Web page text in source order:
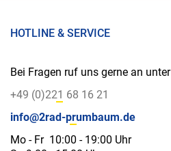
HOTLINE & SERVICE
Bei Fragen ruf uns gerne an unter
+49 (0)221 68 16 21
info@2rad-prumbaum.de
Mo - Fr 10:00 - 19:00 Uhr